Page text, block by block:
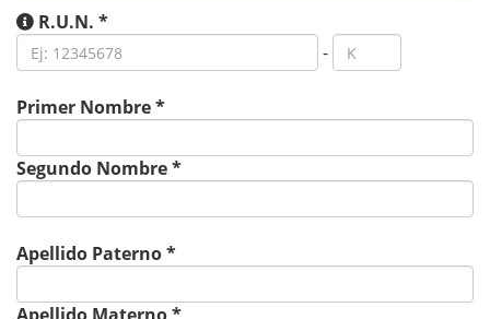
R.U.N. *
-
Primer Nombre*
Segundo Nombre*
Apellido Paterno*